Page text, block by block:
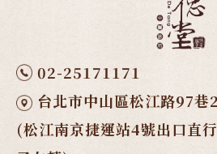
02-25171171
台北市中山區松江路97巷
(松江南京捷運站4號出口直